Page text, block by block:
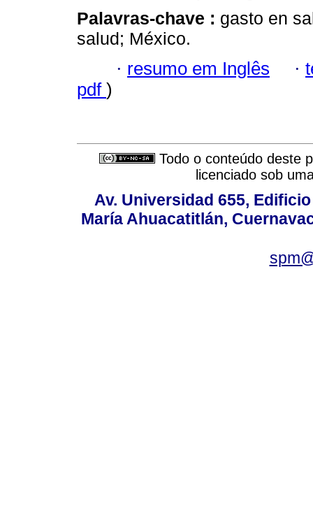
Palavras-chave : gasto en
salud; México.
· resumo em Inglês ·
pdf )
Todo o conteúdo deste
licenciado sob
Av. Universidad 655,
María Ahuacatitlán,